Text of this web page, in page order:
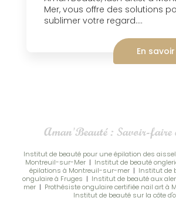
Mer, vous offre des solutions
sublimer votre regard....
En
Aman'Beauté : Savoir-faire
Institut de beauté pour une épilation des
Montreuil-sur-Mer| Institut de beauté
épilations à Montreuil-sur-mer| Institut de
ongulaire à Fruges | Institut de beauté aux
mer | Prothésiste ongulaire certifiée nail art à
Institut de beauté sur la côte